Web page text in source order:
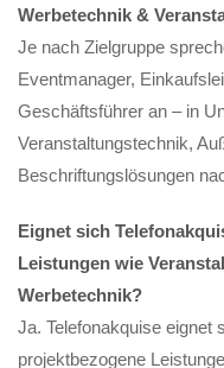
Werbetechnik &
Je nach Zielgruppe
Eventmanager,
Geschäftsführer an – in
Veranstaltungstechnik,
Beschriftungslösungen
Eignet sich
Leistungen wie
Werbetechnik?
Ja. Telefonakquise eignet
projektbezogene